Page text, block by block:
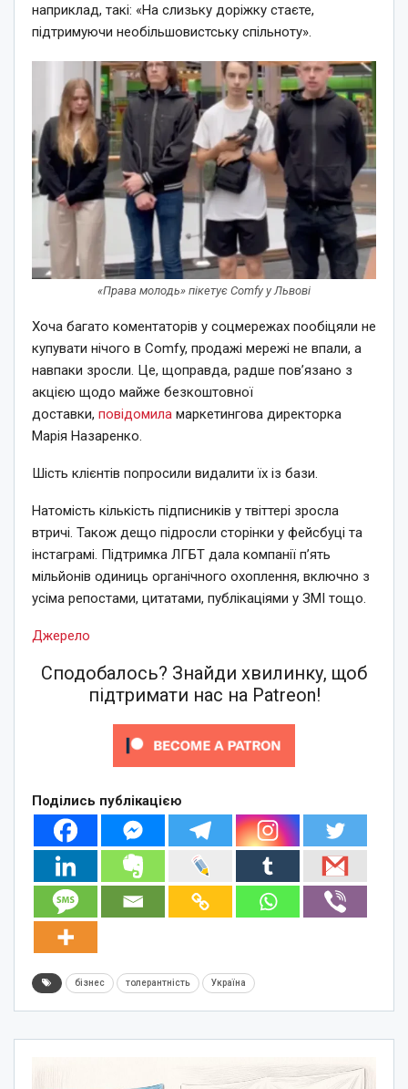
наприклад, такі: «На слизьку доріжку стаєте,
підтримуючи необільшовистську спільноту».
«Права молодь» пікетує Comfy у Львові
Хоча багато коментаторів у соцмережах пообіцяли не
купувати нічого в Comfy, продажі мережі не впали, а
навпаки зросли. Це, щоправда, радше пов’язано з
акцією щодо майже безкоштовної
доставки, повідомила маркетингова директорка
Марія Назаренко.
Шість клієнтів попросили видалити їх із бази.
Натомість кількість підписників у твіттері зросла
втричі. Також дещо підросли сторінки у фейсбуці та
інстаграмі. Підтримка ЛГБТ дала компанії п’ять
мільйонів одиниць органічного охоплення, включно з
усіма репостами, цитатами, публікаціями у ЗМІ тощо.
Джерело
Сподобалось? Знайди хвилинку, щоб
підтримати нас на Patreon!
Поділись публікацією
бізнес толерантність Україна